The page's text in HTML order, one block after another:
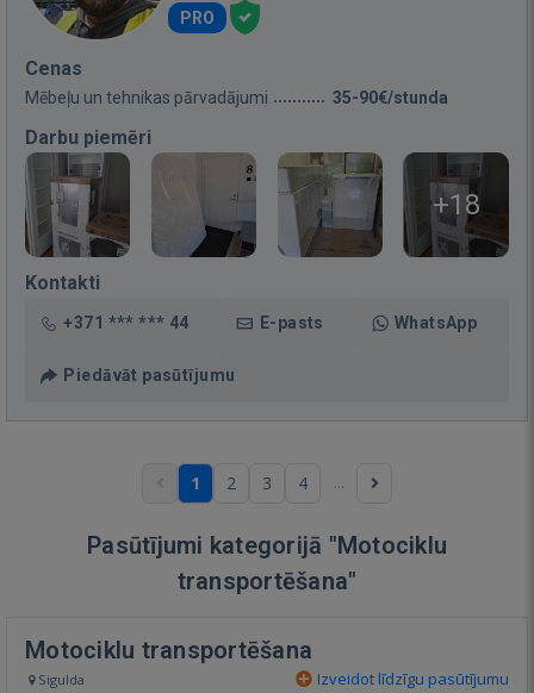
PRO
Cenas
Mēbeļu un tehnikas pārvadājumi 35-90€/stunda
Darbu piemēri
+18
Kontakti
+371 *** *** 44 E-pasts WhatsApp
Piedāvāt pasūtījumu
1 2 3 4 ...
Pasūtījumi kategorijā "Motociklu
transportēšana"
Motociklu transportēšana
Sigulda Izveidot līdzīgu pasūtījumu